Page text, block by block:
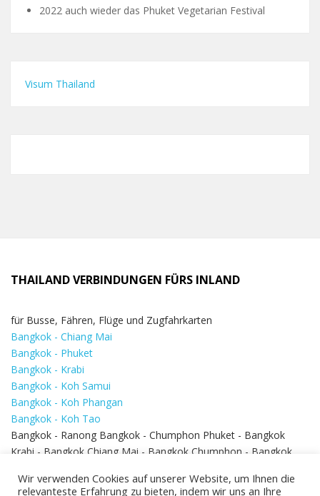
2022 auch wieder das Phuket Vegetarian Festival
Visum Thailand
THAILAND VERBINDUNGEN FÜRS INLAND
für Busse, Fähren, Flüge und Zugfahrkarten
Bangkok - Chiang Mai
Bangkok - Phuket
Bangkok - Krabi
Bangkok - Koh Samui
Bangkok - Koh Phangan
Bangkok - Koh Tao
Bangkok - Ranong Bangkok - Chumphon Phuket - Bangkok
Krabi - Bangkok Chiang Mai - Bangkok Chumphon - Bangkok
Bangkok - Hua Hin
Wir verwenden Cookies auf unserer Website, um Ihnen die
relevanteste Erfahrung zu bieten, indem wir uns an Ihre